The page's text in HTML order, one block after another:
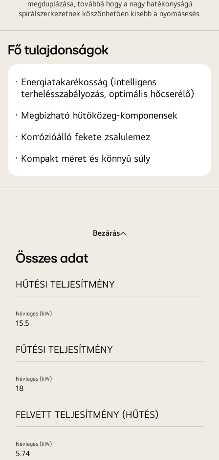
megduplázása, továbbá hogy a nagy hatékonyságú
spirálszerkezetnek köszönhetően kisebb a nyomásesés.
Fő tulajdonságok
Energiatakarékosság (intelligens
terhelésszabályozás, optimális hőcserélő)
Megbízható hűtőközeg-komponensek
Korrózióálló fekete zsalulemez
Kompakt méret és könnyű súly
Bezárás
Összes adat
HŰTÉSI TELJESÍTMÉNY
Névleges (kW)
15.5
FŰTÉSI TELJESÍTMÉNY
Névleges (kW)
18
FELVETT TELJESÍTMÉNY (HŰTÉS)
Névleges (kW)
5.74